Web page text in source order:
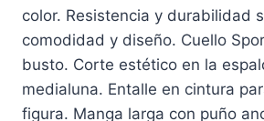
color. Resistencia y durabilidad
comodidad y diseño. Cuello
busto. Corte estético en la
medialuna. Entalle en cintura
figura. Manga larga con puño